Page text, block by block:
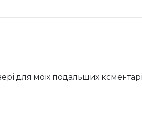
для моїх подальших